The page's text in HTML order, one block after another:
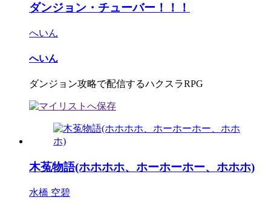
ダンジョン・チューバー！！！
へいん
へいん
ダンジョン攻略で配信するハクスラRPG
木菟物語(ホホホホ、ホーホーホー、ホホホ)
水橋 空碧